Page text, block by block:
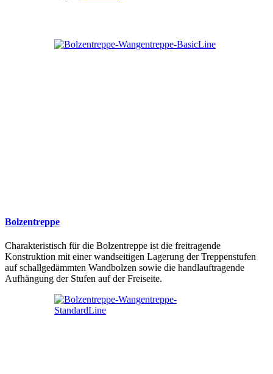
Bolzentreppe
Charakteristisch für die Bolzentreppe ist die freitragende
Konstruktion mit einer wandseitigen Lagerung der Treppenstufen
auf schallgedämmten Wandbolzen sowie die handlauftragende
Aufhängung der Stufen auf der Freiseite.